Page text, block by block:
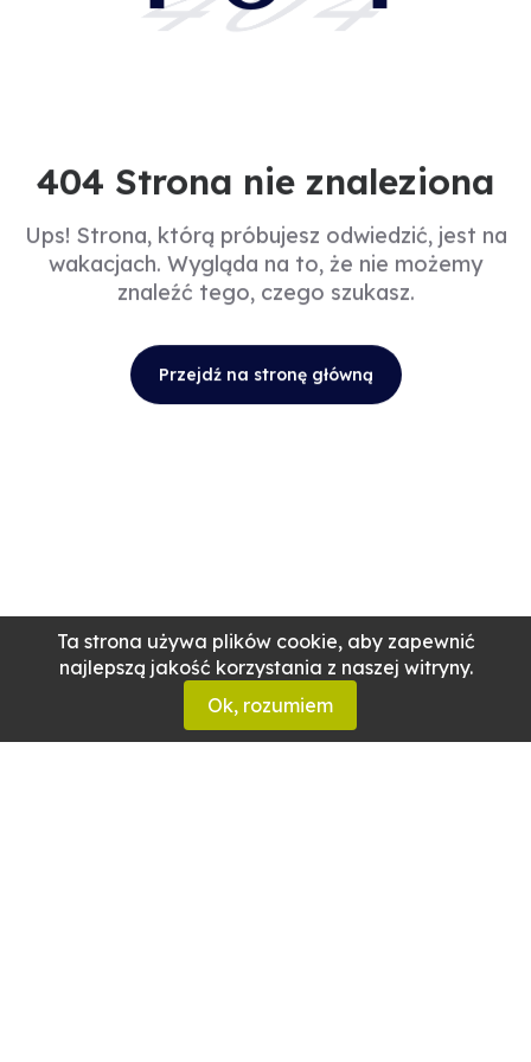
Ta strona używa plików cookie, aby zapewnić
najlepszą jakość korzystania z naszej witryny.
Ok, rozumiem
404 Strona nie znaleziona
Ups! Strona, którą próbujesz odwiedzić, jest na
wakacjach. Wygląda na to, że nie możemy
znaleźć tego, czego szukasz.
Przejdź na stronę główną